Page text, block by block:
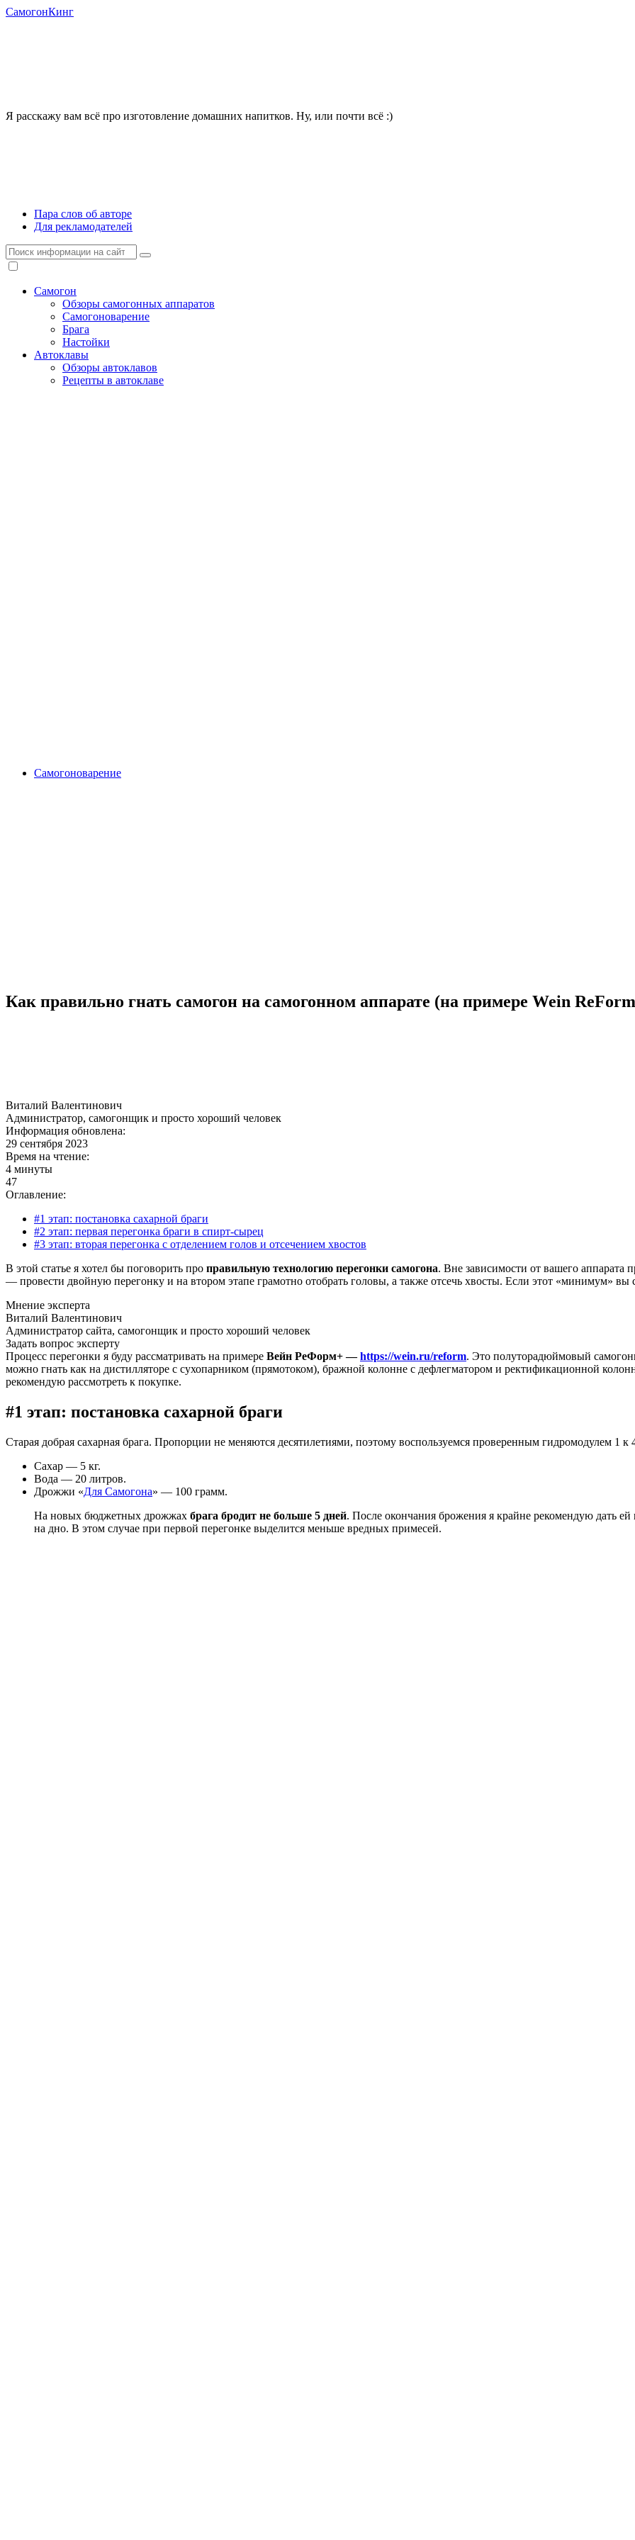
СамогонКинг
Я расскажу вам всё про изготовление домашних напитков. Ну, или почти всё :)
Пара слов об авторе
Для рекламодателей
Самогон
Обзоры самогонных аппаратов
Самогоноварение
Брага
Настойки
Автоклавы
Обзоры автоклавов
Рецепты в автоклаве
Самогоноварение
Как правильно гнать самогон на самогонном аппарате (на примере Wein
Виталий Валентинович
Администратор, самогонщик и просто хороший человек
Информация обновлена:
29 сентября 2023
Время на чтение:
4 минуты
47
Оглавление:
#1 этап: постановка сахарной браги
#2 этап: первая перегонка браги в спирт-сырец
#3 этап: вторая перегонка с отделением голов и отсечением хвостов
В этой статье я хотел бы поговорить про правильную технологию перегонки самогона. Вне зависимости от вашего аппарата
— провести двойную перегонку и на втором этапе грамотно отобрать головы, а также отсечь хвосты. Если этот «минимум» вы
Мнение эксперта
Виталий Валентинович
Администратор сайта, самогонщик и просто хороший человек
Задать вопрос эксперту
Процесс перегонки я буду рассматривать на примере Вейн РеФорм+ —https://wein.ru/reform. Это полуторадюймовый
можно гнать как на дистилляторе с сухопарником (прямотоком), бражной колонне с дефлегматором и ректификационной
рекомендую рассмотреть к покупке.
#1 этап: постановка сахарной браги
Старая добрая сахарная брага. Пропорции не меняются десятилетиями, поэтому воспользуемся проверенным гидромодулем 1 к
Сахар — 5 кг.
Вода — 20 литров.
Дрожжи «Для Самогона» — 100 грамм.
На новых бюджетных дрожжах брага бродит не больше 5 дней. После окончания брожения я крайне рекомендую дать
на дно. В этом случае при первой перегонке выделится меньше вредных примесей.